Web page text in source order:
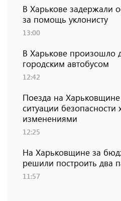
В Харькове задержали
за помощь уклонисту
13:00
В Харькове произошло
городским автобусом
12:42
Поезда на
ситуации безопасности
изменениями
12:25
На Харьковщине за
решили построить два
11:57